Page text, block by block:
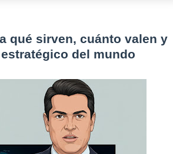
qué sirven, cuánto valen y
del mundo